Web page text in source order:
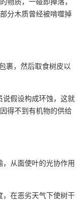
分木质曾经被啃噬掉
裹，然后取食树皮以
假设构成环蚀，这就
得不到 有机物的供给
从面使叶的光协作用
在恶劣天气下使树干